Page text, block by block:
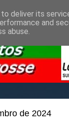
de 2024
deliver its
and
abuse.